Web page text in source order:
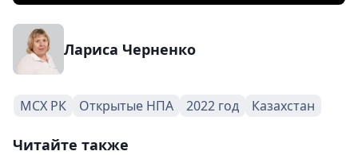
Лариса Черненко
МСХ РК Открытые НПА 2022 год Казахстан
Читайте также